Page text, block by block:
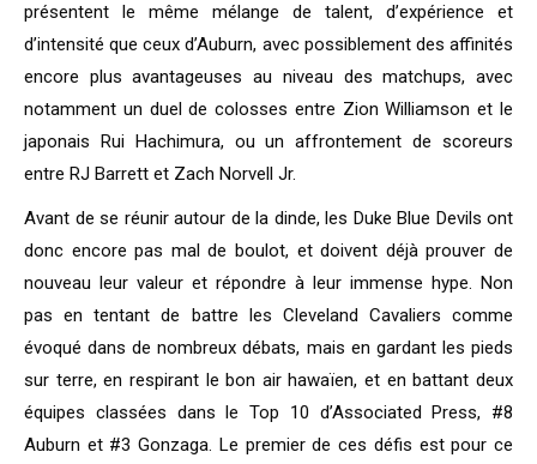
présentent le même mélange de talent, d’expérience et
d’intensité que ceux d’Auburn, avec possiblement des affinités
encore plus avantageuses au niveau des matchups, avec
notamment un duel de colosses entre Zion Williamson et le
japonais Rui Hachimura, ou un affrontement de scoreurs
entre RJ Barrett et Zach Norvell Jr.
Avant de se réunir autour de la dinde, les Duke Blue Devils ont
donc encore pas mal de boulot, et doivent déjà prouver de
nouveau leur valeur et répondre à leur immense hype. Non
pas en tentant de battre les Cleveland Cavaliers comme
évoqué dans de nombreux débats, mais en gardant les pieds
sur terre, en respirant le bon air hawaïen, et en battant deux
équipes classées dans le Top 10 d’Associated Press, #8
Auburn et #3 Gonzaga. Le premier de ces défis est pour ce